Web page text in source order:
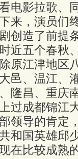
电影拉歌、
来，演员们
创造了前提
五个春秋、
原江津地区
邑、温江、
隆昌、重庆
过成都锦江
领导的肯定
和国英雄邱
在比较成熟